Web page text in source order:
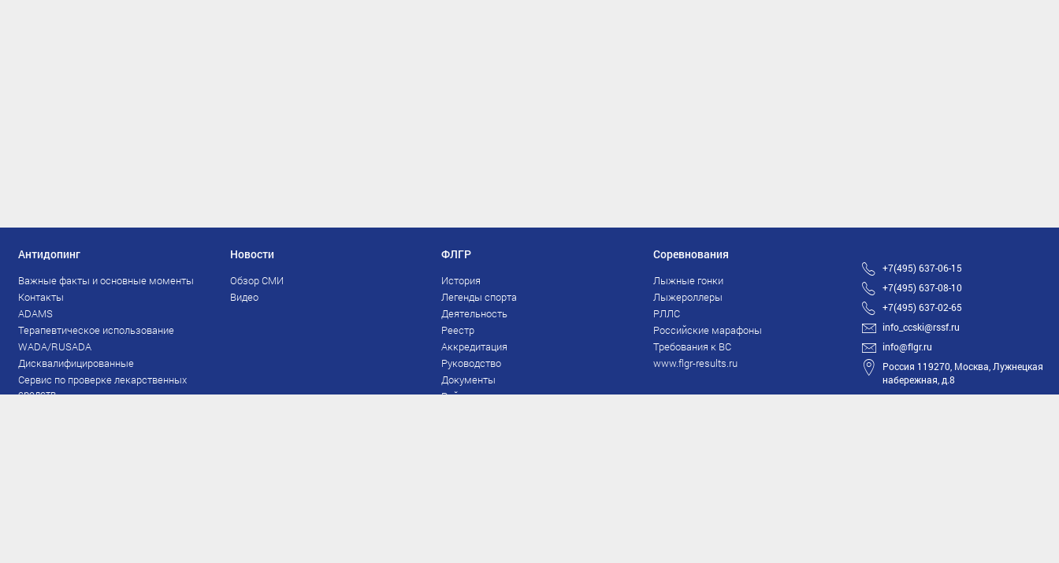
Антидопинг
Важные факты и основные моменты
Контакты
ADAMS
Терапевтическое использование
WADA/RUSADA
Дисквалифицированные
Сервис по проверке лекарственных
средств
Новости
Обзор СМИ
Видео
ФЛГР
История
Легенды спорта
Деятельность
Реестр
Аккредитация
Руководство
Документы
Рейтинг
Соревнования
Лыжные гонки
Лыжероллеры
РЛЛС
Российские марафоны
Требования к ВС
www.flgr-results.ru
+7(495) 637-06-15
+7(495) 637-08-10
+7(495) 637-02-65
info_ccski@rssf.ru
info@flgr.ru
Россия 119270, Москва, Лужнецкая
набережная, д.8